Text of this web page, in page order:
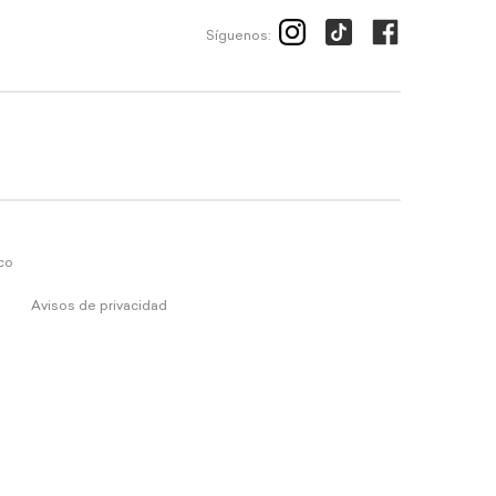
Síguenos:
Avisos de privacidad